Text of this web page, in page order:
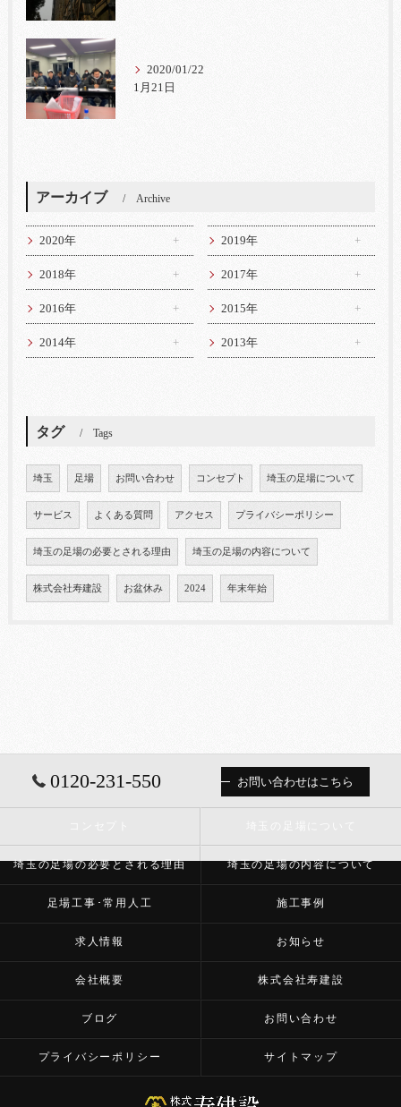
2020/01/22
1月21日
アーカイブ Archive
2020年 2019年
2018年 2017年
2016年 2015年
2014年 2013年
タグ Tags
埼玉 足場 お問い合わせ コンセプト 埼玉の足場について
サービス よくある質問 アクセス プライバシーポリシー
埼玉の足場の必要とされる理由 埼玉の足場の内容について
株式会社寿建設 お盆休み 2024 年末年始
0120-231-550 お問い合わせはこちら
埼玉の足場の必要とされる理由 埼玉の足場の内容について
足場工事･常用人工 施工事例
求人情報 お知らせ
会社概要 株式会社寿建設
ブログ お問い合わせ
プライバシーポリシー サイトマップ